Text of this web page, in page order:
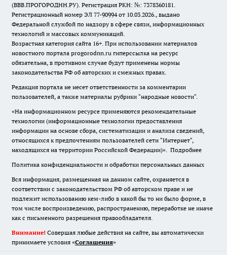
(ВВВ.ПРОГОРОДНН.РУ). Регистрация РКН: №: 7378360181.
Регистрационный номер ЭЛ 77-90994 от 10.03.2026., выдано
Федеральной службой по надзору в сфере связи, информационных
технологий и массовых коммуникаций.
Возрастная категория сайта 16+. При использовании материалов
новостного портала progorodnn.ru гиперссылка на ресурс
обязательна, в противном случае будут применены нормы
законодательства РФ об авторских и смежных правах.
Редакция портала не несет ответственности за комментарии
пользователей, а также материалы рубрики "народные новости".
«На информационном ресурсе применяются рекомендательные
технологии (информационные технологии предоставления
информации на основе сбора, систематизации и анализа сведений,
относящихся к предпочтениям пользователей сети "Интернет",
находящихся на территории Российской Федерации)». Подробнее
Политика конфиденциальности и обработки персональных данных
Вся информация, размещенная на данном сайте, охраняется в
соответствии с законодательством РФ об авторском праве и не
подлежит использованию кем-либо в какой бы то ни было форме, в
том числе воспроизведению, распространению, переработке не иначе
как с письменного разрешения правообладателя.
Внимание! Совершая любые действия на сайте, вы автоматически
принимаете условия «Cоглашения»